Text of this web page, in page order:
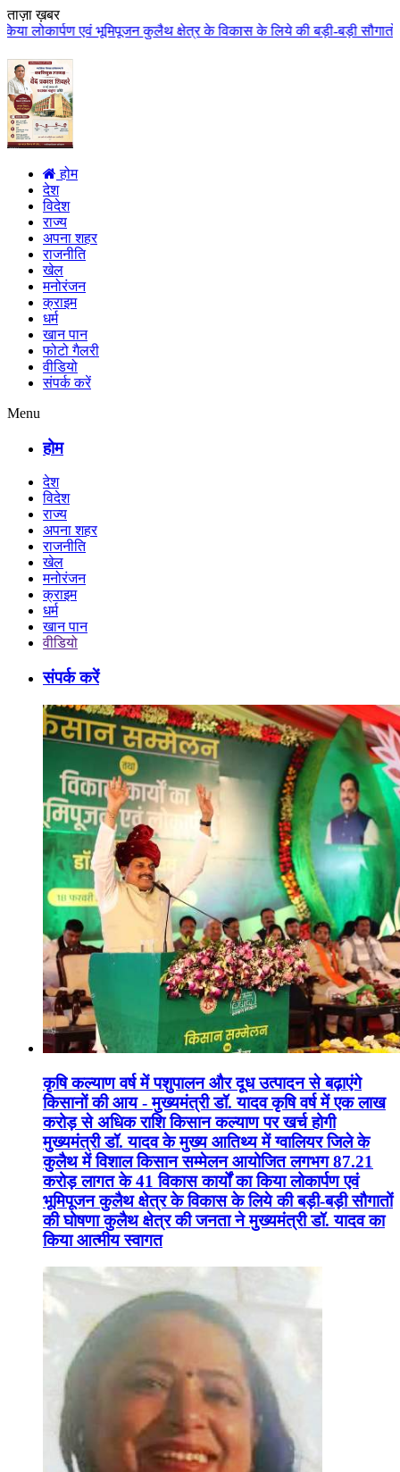
ताज़ा ख़बर
कुलैथ क्षेत्र के विकास के लिये की बड़ी-बड़ी सौगातों की घोषणा कुलैथ क्षेत्र
होम
देश
विदेश
राज्य
अपना शहर
राजनीति
खेल
मनोरंजन
क्राइम
धर्म
खान पान
फोटो गैलरी
वीडियो
संपर्क करें
Menu
होम
देश
विदेश
राज्य
अपना शहर
राजनीति
खेल
मनोरंजन
क्राइम
धर्म
खान पान
वीडियो
संपर्क करें
कृषि कल्याण वर्ष में पशुपालन और दूध उत्पादन से बढ़ाएंगे
किसानों की आय - मुख्यमंत्री डॉ. यादव कृषि वर्ष में एक लाख
करोड़ से अधिक राशि किसान कल्याण पर खर्च होगी
मुख्यमंत्री डॉ. यादव के मुख्य आतिथ्य में ग्वालियर जिले के
कुलैथ में विशाल किसान सम्मेलन आयोजित लगभग 87.21
करोड़ लागत के 41 विकास कार्यों का किया लोकार्पण एवं
भूमिपूजन कुलैथ क्षेत्र के विकास के लिये की बड़ी-बड़ी सौगातों
की घोषणा कुलैथ क्षेत्र की जनता ने मुख्यमंत्री डॉ. यादव का
किया आत्मीय स्वागत